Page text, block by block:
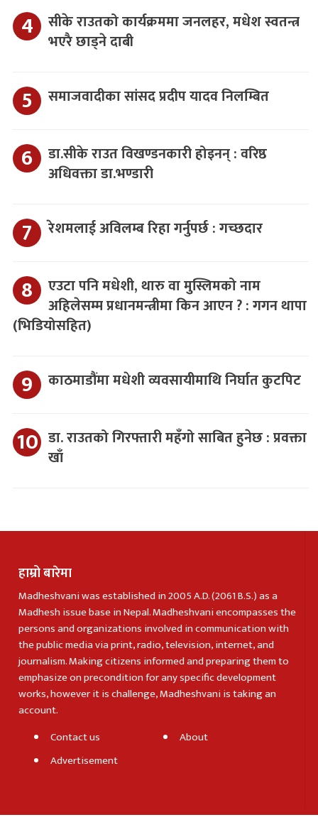
सीके राउतको कार्यक्रममा जनलहर, मधेश स्वतन्त्र
भएरै छाड्ने दाबी
समाजवादीका सांसद प्रदीप यादव निलम्बित
डा.सीके राउत विखण्डनकारी होइनन् : वरिष्ठ
अधिवक्ता डा.भण्डारी
रेशमलाई अविलम्ब रिहा गर्नुपर्छ : गच्छदार
एउटा पनि मधेशी, थारु वा मुस्लिमको नाम
अहिलेसम्म प्रधानमन्त्रीमा किन आएन ? : गगन थापा
(भिडियोसहित)
काठमाडौंमा मधेशी व्यवसायीमाथि निर्घात कुटपिट
डा. राउतको गिरफ्तारी महँगो साबित हुनेछ : प्रवक्ता
खाँ
हाम्रो बारेमा
Madheshvani was established in 2005 A.D. (2061 B.S.) as a
Madhesh issue base in Nepal. Madheshvani encompasses the
persons and organizations involved in communication with
the public media via print, radio, television, internet, and
journalism. Making citizens informed and preparing them to
emphasize on precondition for any specific development
works, however it is challenge, Madheshvani is taking an
account.
Contact us
About
Advertisement